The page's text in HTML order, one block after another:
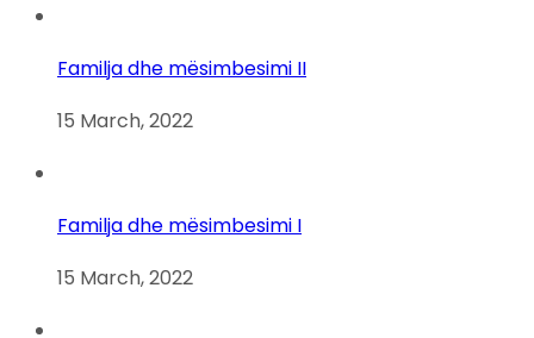
Familja dhe mësimbesimi II
15 March, 2022
Familja dhe mësimbesimi I
15 March, 2022